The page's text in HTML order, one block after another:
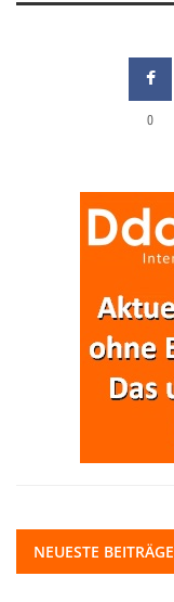
0
NEUESTE BEITRÄGE